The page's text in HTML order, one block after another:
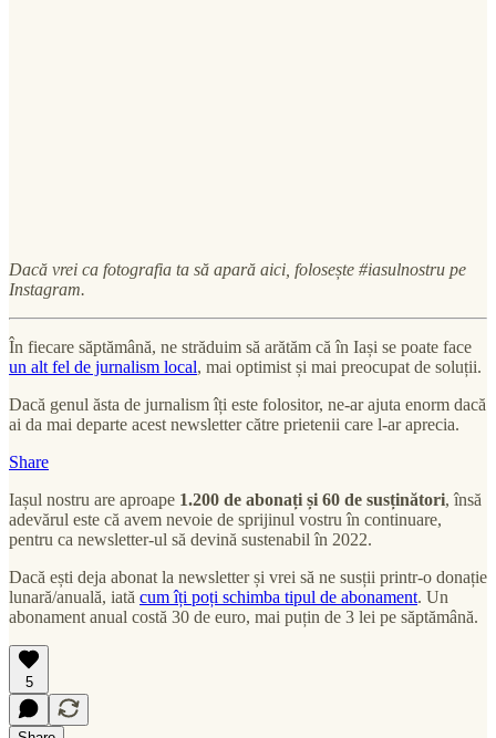
Dacă vrei ca fotografia ta să apară aici, folosește #iasulnostru pe
Instagram.
În fiecare săptămână, ne străduim să arătăm că în Iași se poate face
un alt fel de jurnalism local, mai optimist și mai preocupat de soluții.
Dacă genul ăsta de jurnalism îți este folositor, ne-ar ajuta enorm dacă
ai da mai departe acest newsletter către prietenii care l-ar aprecia.
Share
Iașul nostru are aproape 1.200 de abonați și 60 de susținători, însă
adevărul este că avem nevoie de sprijinul vostru în continuare,
pentru ca newsletter-ul să devină sustenabil în 2022.
Dacă ești deja abonat la newsletter și vrei să ne susții printr-o donație
lunară/anuală, iată cum îți poți schimba tipul de abonament. Un
abonament anual costă 30 de euro, mai puțin de 3 lei pe săptămână.
5